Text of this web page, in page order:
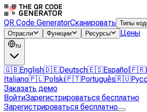
QR Code GeneratorСканировать Типы
Отрасли
Функции Ресурсы Цены
ru
🇬🇧English🇩🇪Deutsch🇪🇸Español 🇫🇷
Italiano🇵🇱Polski🇵🇹Português🇷🇺
Заказать демо
ВойтиЗарегистрироваться бесплатно
Зарегистрироваться бесплатно